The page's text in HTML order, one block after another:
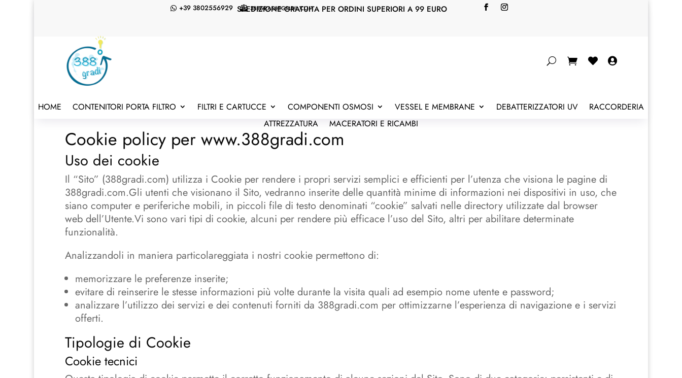
SPEDIZIONE GRATUITA PER ORDINI SUPERIORI A 99 EURO
 +39 3802556929  388GRADI@GMAIL.COM
 
HOME CONTENITORI PORTA FILTRO FILTRI E CARTUCCE COMPONENTI OSMOSI VESSEL E MEMBRANE DEBATTERIZZATORI UV
RACCORDERIA
ATTREZZATURA
MACERATORI E RICAMBI
Cookie policy per www.388gradi.com
Uso dei cookie
Il “Sito” (388gradi.com) utilizza i Cookie per rendere i propri servizi semplici e efficienti per l’utenza che visiona le pagine di
388gradi.com.Gli utenti che visionano il Sito, vedranno inserite delle quantità minime di informazioni nei dispositivi in uso, che
siano computer e periferiche mobili, in piccoli file di testo denominati “cookie” salvati nelle directory utilizzate dal browser
web dell’Utente.Vi sono vari tipi di cookie, alcuni per rendere più efficace l’uso del Sito, altri per abilitare determinate
funzionalità.
Analizzandoli in maniera particolareggiata i nostri cookie permettono di:
memorizzare le preferenze inserite;
evitare di reinserire le stesse informazioni più volte durante la visita quali ad esempio nome utente e password;
analizzare l’utilizzo dei servizi e dei contenuti forniti da 388gradi.com per ottimizzarne l’esperienza di navigazione e i servizi
offerti.
Tipologie di Cookie
Cookie tecnici